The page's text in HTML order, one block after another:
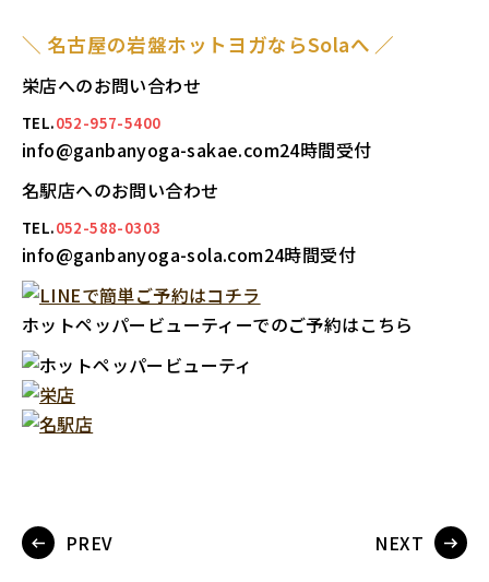
＼ 名古屋の岩盤ホットヨガならSolaへ ／
栄店へのお問い合わせ
TEL.052-957-5400
info@ganbanyoga-sakae.com24時間受付
名駅店へのお問い合わせ
TEL.052-588-0303
info@ganbanyoga-sola.com24時間受付
ホットペッパービューティーでのご予約はこちら
PREV NEXT